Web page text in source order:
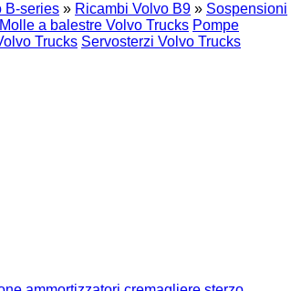
B-series » Ricambi Volvo B9 » Sospensioni
Molle a balestre Volvo Trucks Pompe
Trucks Servosterzi Volvo Trucks